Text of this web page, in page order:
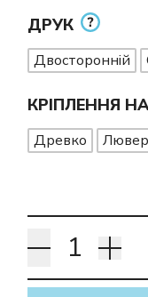
ДРУК
Двосторонній
КРІПЛЕННЯ
Древко